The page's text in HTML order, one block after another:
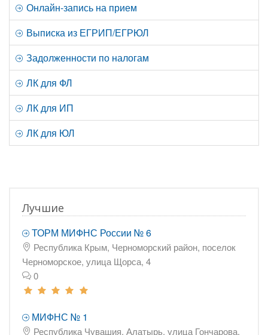
Онлайн-запись на прием
Выписка из ЕГРИП/ЕГРЮЛ
Задолженности по налогам
ЛК для ФЛ
ЛК для ИП
ЛК для ЮЛ
Лучшие
ТОРМ МИФНС России № 6
Республика Крым, Черноморский район, поселок
Черноморское, улица Щорса, 4
0
МИФНС № 1
Республика Чувашия, Алатырь, улица Гончарова,